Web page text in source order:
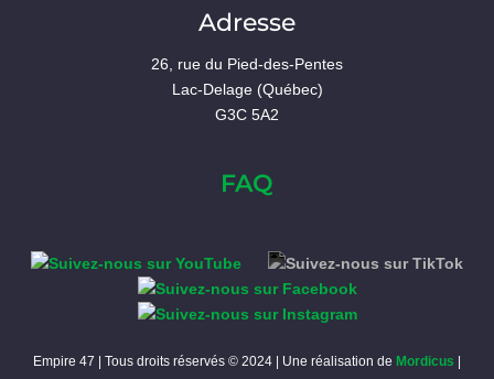
Adresse
26, rue du Pied-des-Pentes
Lac-Delage (Québec)
G3C 5A2
FAQ
Empire 47 | Tous droits réservés © 2024 | Une réalisation de Mordicus |